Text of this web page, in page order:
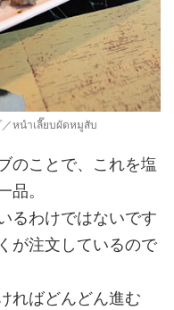
／หนำเลี๊ยบผัดหมูสับ
のことで、これを塩
。
るわけではないです
が注文しているので
ればどんどん進む